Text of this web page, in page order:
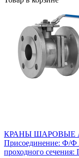
КРАНЫ ШАРОВЫЕ
Присоединение: Ф/Ф
проходного